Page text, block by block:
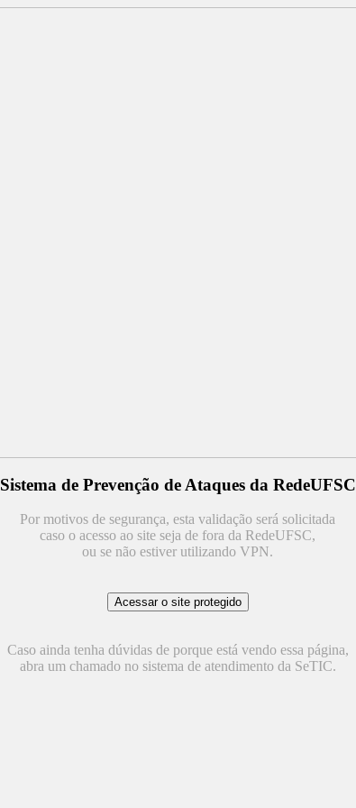
Sistema de Prevenção de Ataques da RedeUFSC
Por motivos de segurança, esta validação será solicitada
caso o acesso ao site seja de fora da RedeUFSC,
ou se não estiver utilizando VPN.
Caso ainda tenha dúvidas de porque está vendo essa página,
abra um chamado no sistema de atendimento da SeTIC.